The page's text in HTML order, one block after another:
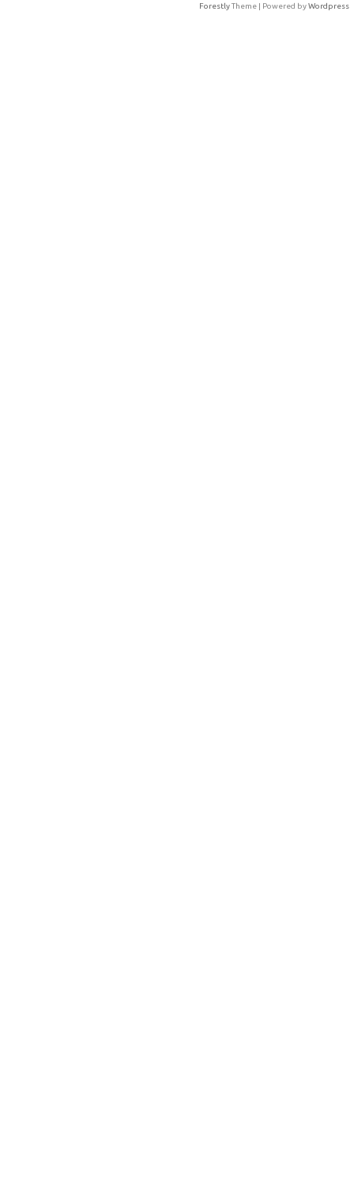
ForestlyTheme | Powered byWordpress